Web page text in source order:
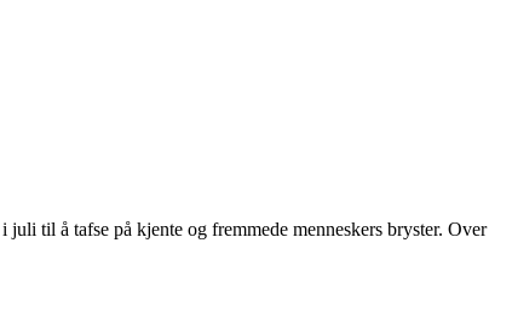
til å tafse på kjente og fremmede menneskers bryster. Over